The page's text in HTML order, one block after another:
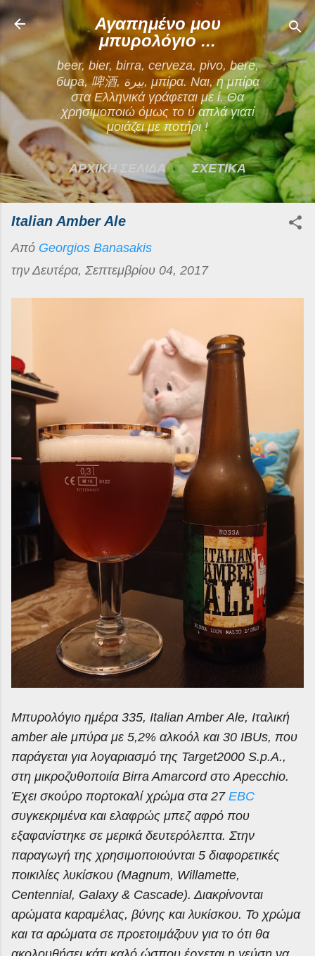
Μετάβαση στο κύριο περιεχόμενο
Αγαπημένο μου
μπυρολόγιο ...
beer, bier, birra, cerveza, pivo, bere,
бира, 啤酒, بيرة, μπίρα. Ναι, η μπίρα
στα Ελληνικά γράφεται με ί. Θα
χρησιμοποιώ όμως το ύ απλά γιατί
μοιάζει με ποτήρι !
ΑΡΧΙΚΗ ΣΕΛΙΔΑ ΣΧΕΤΙΚΑ
ΕΠΙΚΟΙΝΩΝΙΑ
ΟΡΟΙ ΧΡΗΣΗΣ
Italian Amber Ale
Από Georgios Banasakis
την Δευτέρα, Σεπτεμβρίου 04, 2017
Μπυρολόγιο ημέρα 335, Italian Amber Ale, Ιταλική
amber ale μπύρα με 5,2% αλκοόλ και 30 IBUs, που
παράγεται για λογαριασμό της Target2000 S.p.A.,
στη μικροζυθοποιία Birra Amarcord στο Apecchio.
Έχει σκούρο πορτοκαλί χρώμα στα 27 EBC
συγκεκριμένα και ελαφρώς μπεζ αφρό που
εξαφανίστηκε σε μερικά δευτερόλεπτα. Στην
παραγωγή της χρησιμοποιούνται 5 διαφορετικές
ποικιλίες λυκίσκου (Magnum, Willamette,
Centennial, Galaxy & Cascade). Διακρίνονται
αρώματα καραμέλας, βύνης και λυκίσκου. Το χρώμα
και τα αρώματα σε προετοιμάζουν για το ότι θα